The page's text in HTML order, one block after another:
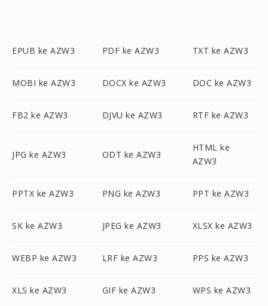
EPUB ke AZW3 PDF ke AZW3 TXT ke AZW3
MOBI ke AZW3 DOCX ke AZW3 DOC ke AZW3
FB2 ke AZW3 DJVU ke AZW3 RTF ke AZW3
JPG ke AZW3 ODT ke AZW3
HTML ke
AZW3
PPTX ke AZW3 PNG ke AZW3 PPT ke AZW3
SK ke AZW3 JPEG ke AZW3 XLSX ke AZW3
WEBP ke AZW3 LRF ke AZW3 PPS ke AZW3
XLS ke AZW3 GIF ke AZW3 WPS ke AZW3